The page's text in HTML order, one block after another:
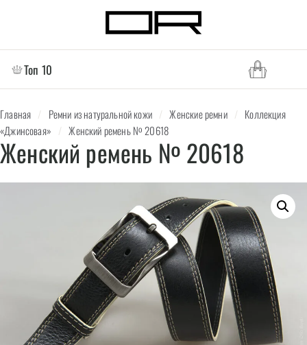
Топ 10
Главная / Ремни из натуральной кожи / Женские ремни / Коллекция
«Джинсовая» / Женский ремень № 20618
Женский ремень № 20618